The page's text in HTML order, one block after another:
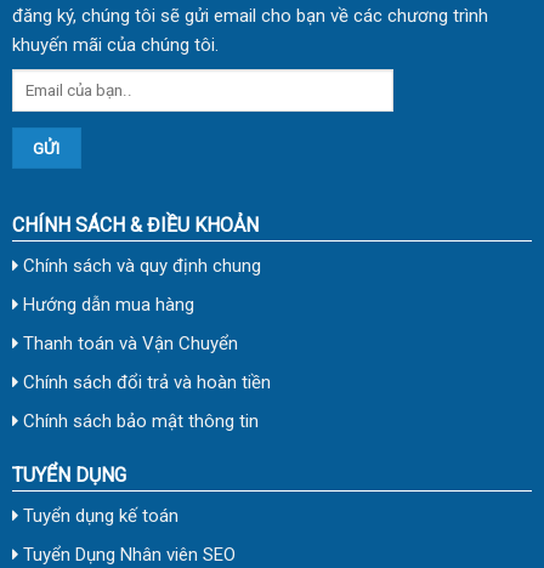
đăng ký, chúng tôi sẽ gửi email cho bạn về các chương trình
khuyến mãi của chúng tôi.
CHÍNH SÁCH & ĐIỀU KHOẢN
Chính sách và quy định chung
Hướng dẫn mua hàng
Thanh toán và Vận Chuyển
Chính sách đổi trả và hoàn tiền
Chính sách bảo mật thông tin
TUYỂN DỤNG
Tuyển dụng kế toán
Tuyển Dụng Nhân viên SEO